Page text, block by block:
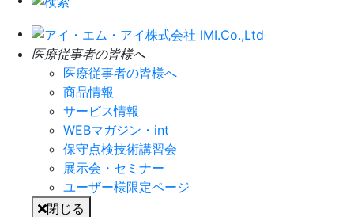
医療従事者の皆様へ
医療従事者の皆様へ
商品情報
サービス情報
WEBマガジン・int
保守点検技術講習会
展示会・セミナー
ユーザー様限定ページ
閉じる